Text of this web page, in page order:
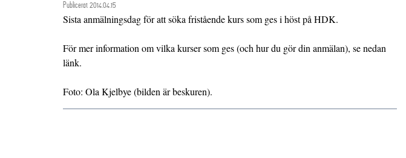
Publicerat 2014.04.15
Sista anmälningsdag för att söka fristående kurs som ges i höst på HDK.
För mer information om vilka kurser som ges (och hur du gör din anmälan), se nedan
länk.
Foto: Ola Kjelbye (bilden är beskuren).